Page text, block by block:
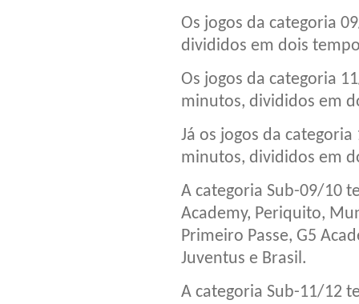
Os jogos da categoria
divididos em dois
Os jogos da categoria
minutos, divididos em
Já os jogos da
minutos, divididos em
A categoria Sub-09/10
Academy, Periquito,
Primeiro Passe, G5
Juventus e Brasil.
A categoria Sub-11/12